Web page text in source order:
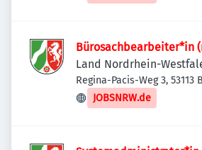
Bürosachbearbeiter*in
Land Nordrhein-
Regina-Pacis-Weg 3, 53113
JOBSNRW.de